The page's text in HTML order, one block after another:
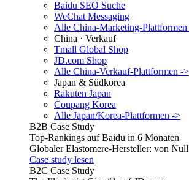
Baidu SEO Suche
WeChat Messaging
Alle China-Marketing-
China · Verkauf
Tmall Global Shop
JD.com Shop
Alle China-Verkauf-Plattformen ->
Japan & Südkorea
Rakuten Japan
Coupang Korea
Alle Japan/Korea-Plattformen ->
B2B Case Study
Top-Rankings auf Baidu in 6 Monaten
Globaler Elastomere-Hersteller: von
Case study lesen
B2C Case Study